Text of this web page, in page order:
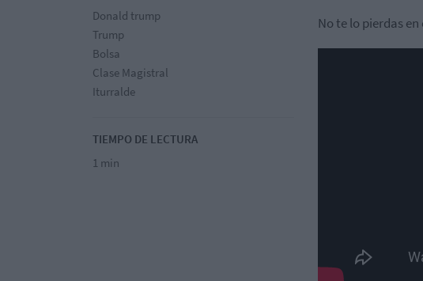
Donald trump
Trump
Bolsa
Clase Magistral
Iturralde
TIEMPO DE LECTURA
1 min
No te lo pierdas